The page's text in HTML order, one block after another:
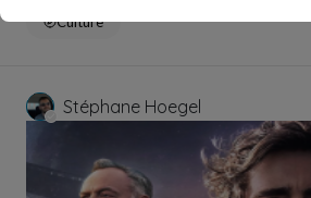
Culture
Stéphane Hoegel